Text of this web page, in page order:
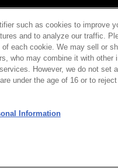
such as cookies to improve
and to analyze our traffic.
each cookie. We may sell or
who may combine it with
However, we do not set
under the age of 16 or to
Information